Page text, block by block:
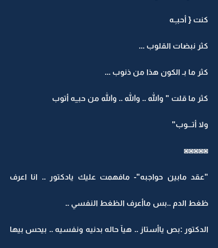
كنت { أحبـِـه
كثر نبضات القلوب ...
كثر ما بـ الكون هذا من ذنوب ...
كثر ما قلت " والله .. والله .. والله من حبـِـِه أتوب
ولا أتـــوب"
◙◙◙◙◙
"عقد مابين حواجبه"- مافهمت عليك يادكتور .. انا اعرف
ظغط الدم ..بس ماأعرف الظغط النفسي ..
الدكتور :بص ياأستاز .. هيآ حاله بدنيه ونفسيه .. بيحس بيها